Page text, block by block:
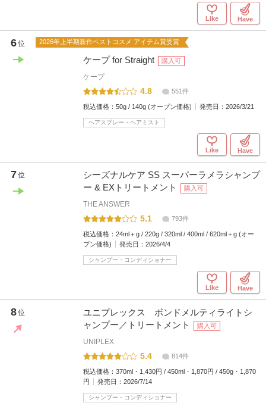
Like Have
6位 2026年上半期新作ベストコスメ アイテム賞受賞
ケープ for Straight 購入可
ケープ
4.8 551件
税込価格： 50g / 140g (オープン価格) 発売日： 2026/3/21
ヘアスプレー・ヘアミスト
Like Have
7位
シーズナルケア SS スーパーラメラシャンプ
ー & EXトリートメント
購入可
THE ANSWER
5.1 793件
税込価格： 24ml＋g / 220g / 320ml / 400ml / 620ml＋g (オー
プン価格)
発売日： 2026/4/4
シャンプー・コンディショナー
Like Have
8位
ユニプレックス ボンドメルティライトシ
ャンプー／トリートメント
購入可
UNIPLEX
5.4 814件
税込価格： 370ml・1,430円 / 450ml・1,870円 / 450g・1,870
円
発売日： 2026/7/14
シャンプー・コンディショナー